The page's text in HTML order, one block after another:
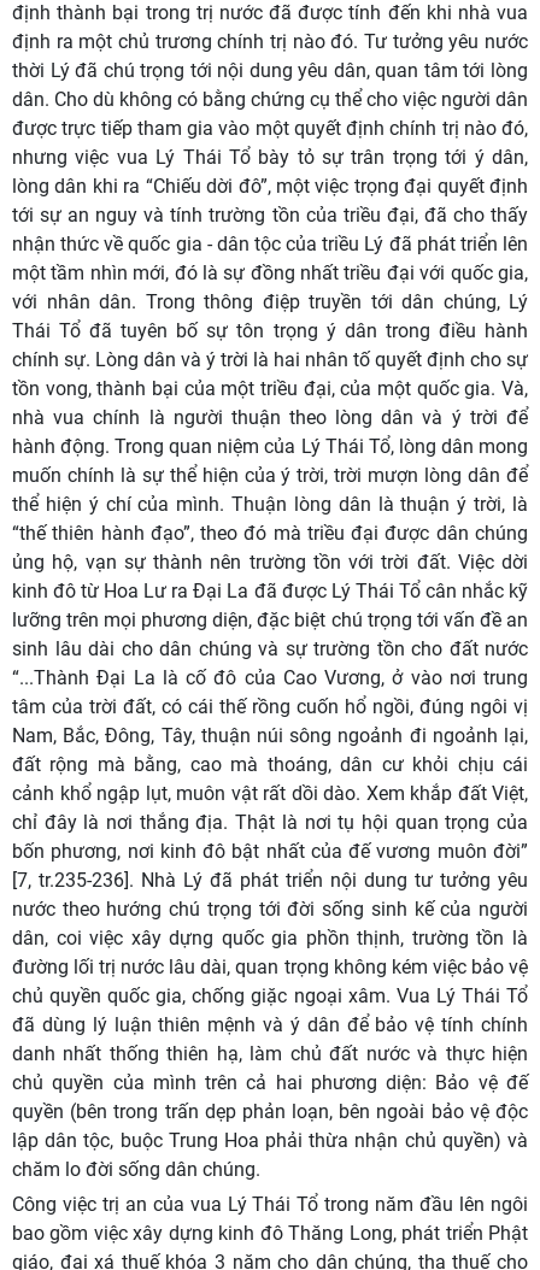
định thành bại trong trị nước đã được tính đến khi nhà vua
định ra một chủ trương chính trị nào đó. Tư tưởng yêu nước
thời Lý đã chú trọng tới nội dung yêu dân, quan tâm tới lòng
dân. Cho dù không có bằng chứng cụ thể cho việc người dân
được trực tiếp tham gia vào một quyết định chính trị nào đó,
nhưng việc vua Lý Thái Tổ bày tỏ sự trân trọng tới ý dân,
lòng dân khi ra “Chiếu dời đô”, một việc trọng đại quyết định
tới sự an nguy và tính trường tồn của triều đại, đã cho thấy
nhận thức về quốc gia - dân tộc của triều Lý đã phát triển lên
một tầm nhìn mới, đó là sự đồng nhất triều đại với quốc gia,
với nhân dân. Trong thông điệp truyền tới dân chúng, Lý
Thái Tổ đã tuyên bố sự tôn trọng ý dân trong điều hành
chính sự. Lòng dân và ý trời là hai nhân tố quyết định cho sự
tồn vong, thành bại của một triều đại, của một quốc gia. Và,
nhà vua chính là người thuận theo lòng dân và ý trời để
hành động. Trong quan niệm của Lý Thái Tổ, lòng dân mong
muốn chính là sự thể hiện của ý trời, trời mượn lòng dân để
thể hiện ý chí của mình. Thuận lòng dân là thuận ý trời, là
“thế thiên hành đạo”, theo đó mà triều đại được dân chúng
ủng hộ, vạn sự thành nên trường tồn với trời đất. Việc dời
kinh đô từ Hoa Lư ra Đại La đã được Lý Thái Tổ cân nhắc kỹ
lưỡng trên mọi phương diện, đặc biệt chú trọng tới vấn đề an
sinh lâu dài cho dân chúng và sự trường tồn cho đất nước
“...Thành Đại La là cố đô của Cao Vương, ở vào nơi trung
tâm của trời đất, có cái thế rồng cuốn hổ ngồi, đúng ngôi vị
Nam, Bắc, Đông, Tây, thuận núi sông ngoảnh đi ngoảnh lại,
đất rộng mà bằng, cao mà thoáng, dân cư khỏi chịu cái
cảnh khổ ngập lụt, muôn vật rất dồi dào. Xem khắp đất Việt,
chỉ đây là nơi thắng địa. Thật là nơi tụ hội quan trọng của
bốn phương, nơi kinh đô bật nhất của đế vương muôn đời”
[7, tr.235-236]. Nhà Lý đã phát triển nội dung tư tưởng yêu
nước theo hướng chú trọng tới đời sống sinh kế của người
dân, coi việc xây dựng quốc gia phồn thịnh, trường tồn là
đường lối trị nước lâu dài, quan trọng không kém việc bảo vệ
chủ quyền quốc gia, chống giặc ngoại xâm. Vua Lý Thái Tổ
đã dùng lý luận thiên mệnh và ý dân để bảo vệ tính chính
danh nhất thống thiên hạ, làm chủ đất nước và thực hiện
chủ quyền của mình trên cả hai phương diện: Bảo vệ đế
quyền (bên trong trấn dẹp phản loạn, bên ngoài bảo vệ độc
lập dân tộc, buộc Trung Hoa phải thừa nhận chủ quyền) và
chăm lo đời sống dân chúng.
Công việc trị an của vua Lý Thái Tổ trong năm đầu lên ngôi
bao gồm việc xây dựng kinh đô Thăng Long, phát triển Phật
giáo, đại xá thuế khóa 3 năm cho dân chúng, tha thuế cho